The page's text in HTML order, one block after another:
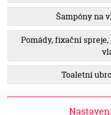
Šampóny na
Pomády, fixační
Toaletní